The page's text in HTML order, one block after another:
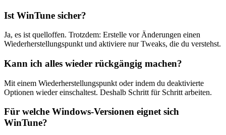
Ist WinTune sicher?
Ja, es ist quelloffen. Trotzdem: Erstelle vor Änderungen einen
Wiederherstellungspunkt und aktiviere nur Tweaks, die du verstehst.
Kann ich alles wieder rückgängig machen?
Mit einem Wiederherstellungspunkt oder indem du deaktivierte
Optionen wieder einschaltest. Deshalb Schritt für Schritt arbeiten.
Für welche Windows-Versionen eignet sich
WinTune?